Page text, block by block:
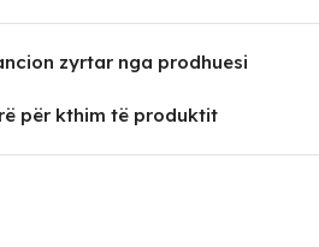
zyrtar nga prodhuesi
për kthim të produktit